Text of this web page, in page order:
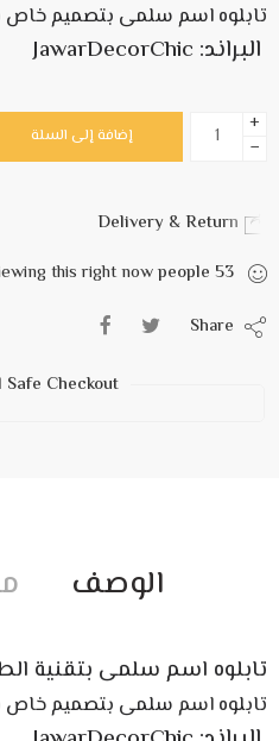
تابلوه اسم سلمى بتصميم خاص
البراند: JawarDecorChic
+
−
إضافة إلى السلة
53
people
Checkout
الوصف
تابلوه اسم سلمى بتقنية
تابلوه اسم سلمى بتصميم خاص